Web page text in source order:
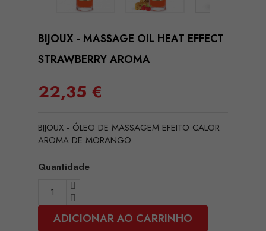
BIJOUX - MASSAGE OIL HEAT EFFECT
STRAWBERRY AROMA
22,35 €
BIJOUX - ÓLEO DE MASSAGEM EFEITO CALOR
AROMA DE MORANGO
Quantidade
ADICIONAR AO CARRINHO